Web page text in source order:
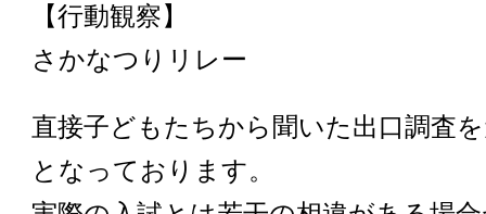
【行動観察】
さかなつりリレー
直接子どもたちから聞いた出口調査
となっております。